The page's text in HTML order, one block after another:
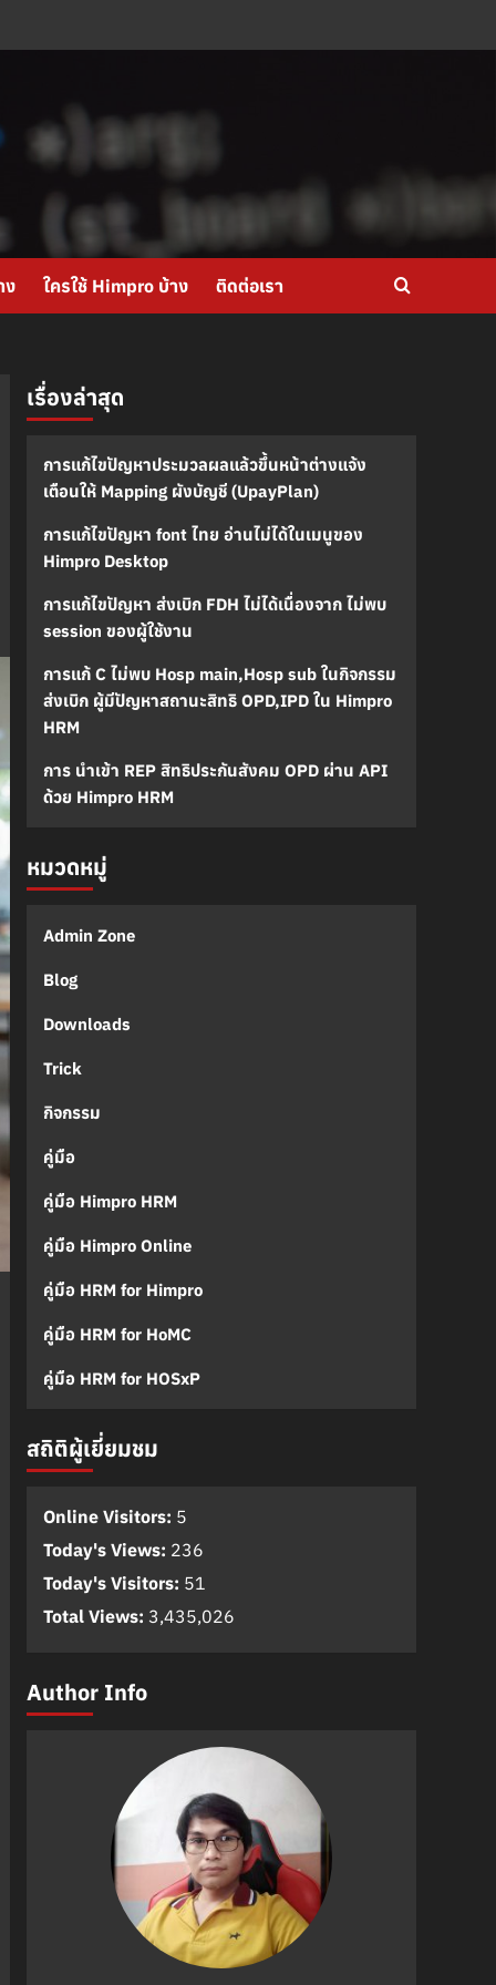
ง ใครใช้ Himpro บ้าง ติดต่อเรา
เรื่องล่าสุด
การแก้ไขปัญหาประมวลผลแล้วขึ้นหน้าต่างแจ้ง
เตือนให้ Mapping ผังบัญชี (UpayPlan)
การแก้ไขปัญหา font ไทย อ่านไม่ได้ในเมนูของ
Himpro Desktop
การแก้ไขปัญหา ส่งเบิก FDH ไม่ได้เนื่องจาก ไม่พบ
session ของผู้ใช้งาน
การแก้ C ไม่พบ Hosp main,Hosp sub ในกิจกรรม
ส่งเบิก ผู้มีปัญหาสถานะสิทธิ OPD,IPD ใน Himpro
HRM
การ นำเข้า REP สิทธิประกันสังคม OPD ผ่าน API
ด้วย Himpro HRM
หมวดหมู่
Admin Zone
Blog
Downloads
Trick
กิจกรรม
คู่มือ
คู่มือ Himpro HRM
คู่มือ Himpro Online
คู่มือ HRM for Himpro
คู่มือ HRM for HoMC
คู่มือ HRM for HOSxP
สถิติผู้เยี่ยมชม
Online Visitors: 5
Today's Views: 236
Today's Visitors: 51
Total Views: 3,435,026
Author Info